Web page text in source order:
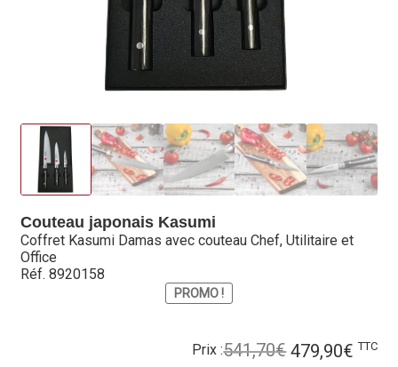
Mentions légales
Mon Compte
Partenaires
Plan du site
Politique en matière de remboursements et de retours
Couteau japonais Kasumi
Coffret Kasumi Damas avec couteau Chef, Utilitaire et
Office
Réf. 8920158
PROMO !
Prix :541,70€Le
479,90€ Le
TTC